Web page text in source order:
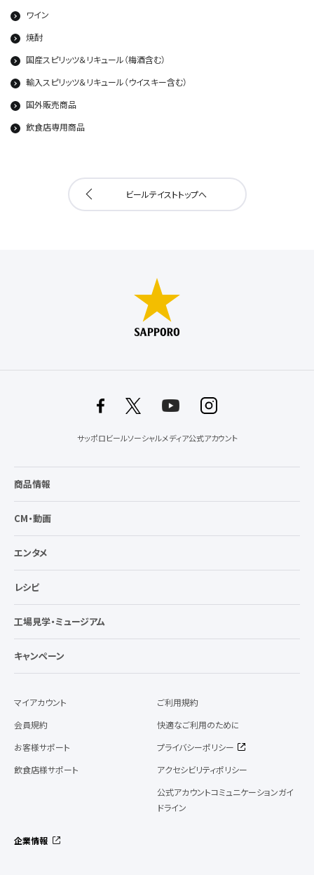
ワイン
焼酎
国産スピリッツ＆リキュール（梅酒含む）
輸入スピリッツ＆リキュール（ウイスキー含む）
国外販売商品
飲食店専用商品
ビールテイストトップへ
サッポロビールソーシャルメディア公式アカウント
商品情報
CM・動画
エンタメ
レシピ
工場見学・ミュージアム
キャンペーン
マイアカウント
会員規約
お客様サポート
飲食店様サポート
ご利用規約
快適なご利用のために
プライバシーポリシー
アクセシビリティポリシー
公式アカウントコミュニケーションガイ
ドライン
企業情報